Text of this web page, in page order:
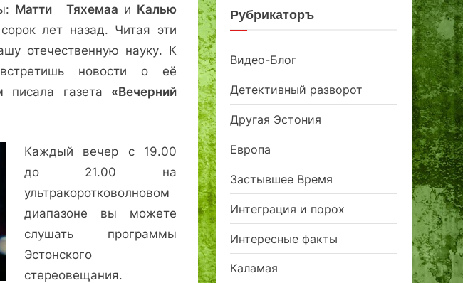
в
1973
году.
Матти Тяхемаа и Калью
лет назад. Читая эти
отечественную науку. К
новости о её
газета «Вечерний
Каждый вечер с 19.00
до 21.00 на
ультракоротковол­новом
диапазоне вы можете
слушать программы
Эстон­ского
стереовещания.
Рубрикаторъ
Видео-Блог
Детективный разворот
Другая Эстония
Европа
Застывшее Время
Интеграция и порох
Интересные факты
Каламая